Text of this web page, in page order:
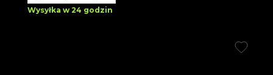
Wysyłka w 24 godzin